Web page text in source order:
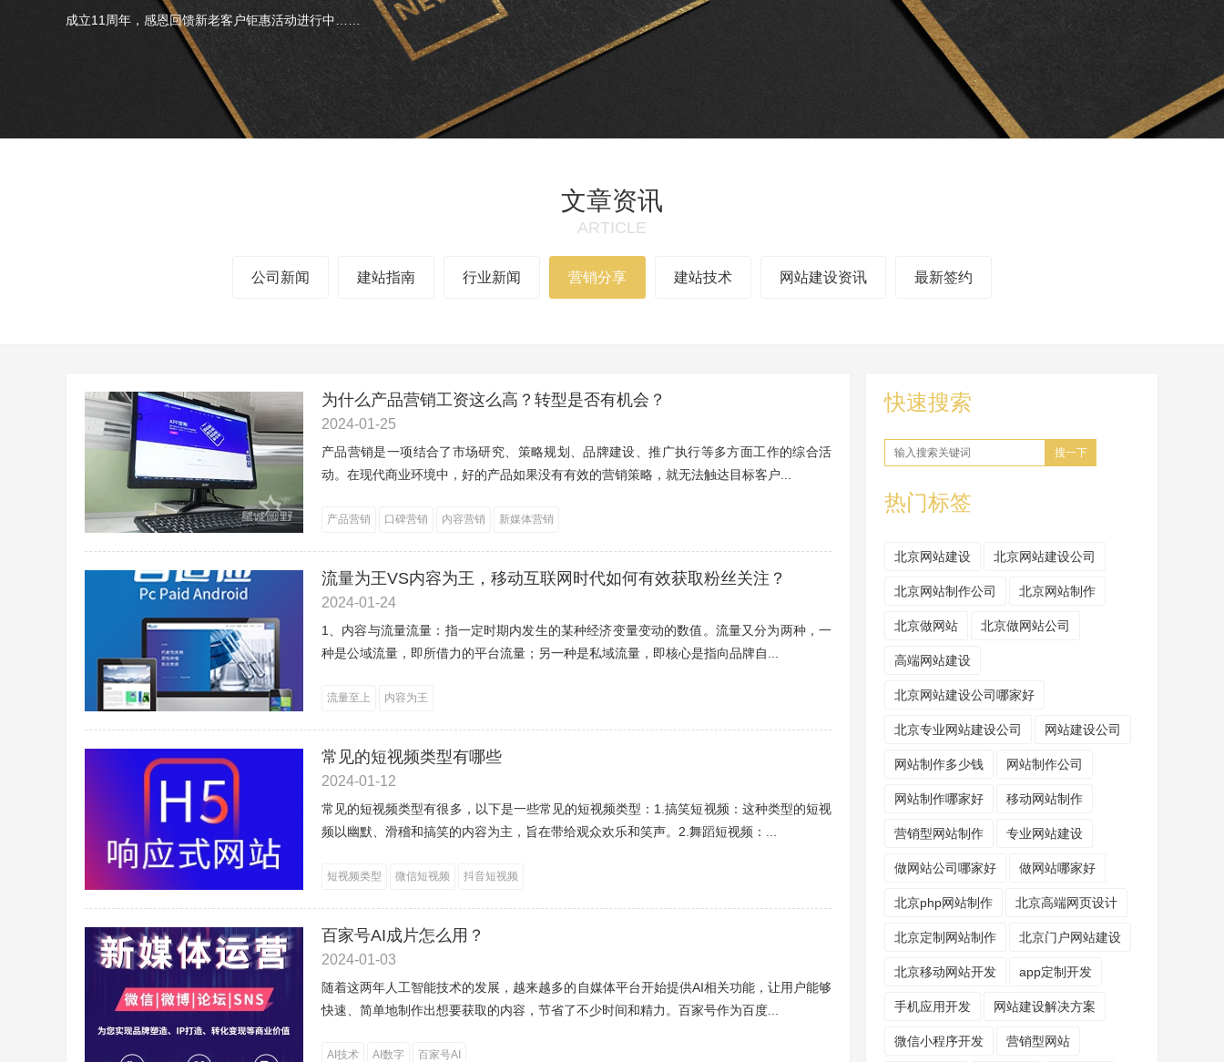
成立11周年，感恩回馈新老客户钜惠活动进行中……
文章资讯
ARTICLE
公司新闻 建站指南 行业新闻 营销分享 建站技术 网站建设资讯 最新签约
为什么产品营销工资这么高？转型是否有机会？
2024-01-25
产品营销是一项结合了市场研究、策略规划、品牌建设、推广执行等多方面工作的综合活
动。在现代商业环境中，好的产品如果没有有效的营销策略，就无法触达目标客户...
产品营销 口碑营销 内容营销 新媒体营销
流量为王VS内容为王，移动互联网时代如何有效获取粉丝关注？
2024-01-24
1、内容与流量流量：指一定时期内发生的某种经济变量变动的数值。流量又分为两种，一
种是公域流量，即所借力的平台流量；另一种是私域流量，即核心是指向品牌自...
流量至上 内容为王
常见的短视频类型有哪些
2024-01-12
常见的短视频类型有很多，以下是一些常见的短视频类型：1.搞笑短视频：这种类型的短视
频以幽默、滑稽和搞笑的内容为主，旨在带给观众欢乐和笑声。2.舞蹈短视频：...
短视频类型 微信短视频 抖音短视频
百家号AI成片怎么用？
2024-01-03
随着这两年人工智能技术的发展，越来越多的自媒体平台开始提供AI相关功能，让用户能够
快速、简单地制作出想要获取的内容，节省了不少时间和精力。百家号作为百度...
AI技术 AI数字 百家号AI
快速搜索
搜一下
热门标签
北京网站建设 北京网站建设公司
北京网站制作公司 北京网站制作
北京做网站 北京做网站公司
高端网站建设
北京网站建设公司哪家好
北京专业网站建设公司 网站建设公司
网站制作多少钱 网站制作公司
网站制作哪家好 移动网站制作
营销型网站制作 专业网站建设
做网站公司哪家好 做网站哪家好
北京php网站制作 北京高端网页设计
北京定制网站制作 北京门户网站建设
北京移动网站开发 app定制开发
手机应用开发 网站建设解决方案
微信小程序开发 营销型网站